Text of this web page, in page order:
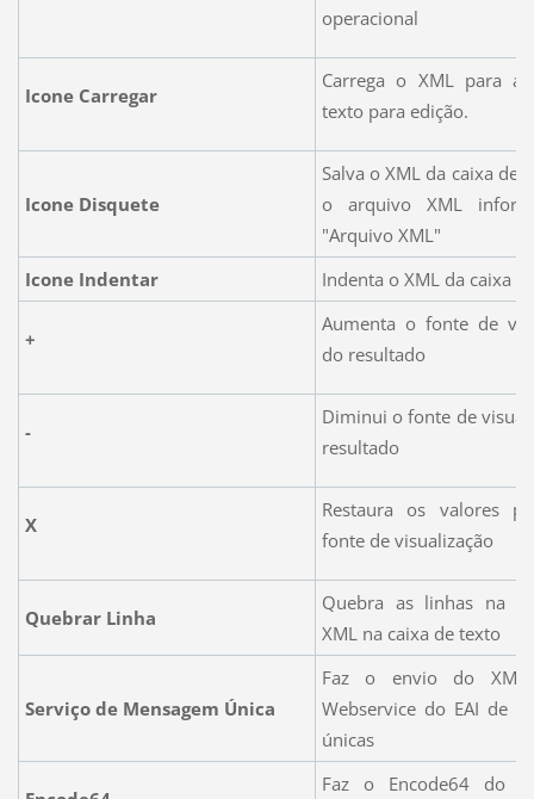
operacional
Icone Carregar
Carrega o XML para a
texto para edição.
Icone Disquete
Salva o XML da caixa de
o arquivo XML
"Arquivo XML"
Icone Indentar
Indenta o XML da caixa
+
Aumenta o fonte de
do resultado
-
Diminui o fonte de
resultado
X
Restaura os valores
fonte de visualização
Quebrar Linha
Quebra as linhas na
XML na caixa de texto
Serviço de Mensagem Única
Faz o envio do
Webservice do EAI de
únicas
Faz o Encode64 do